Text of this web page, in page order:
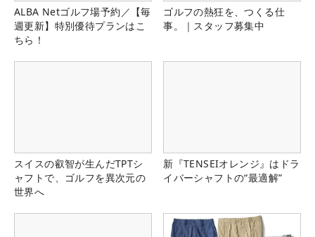
ALBA Netゴルフ場予約／【毎
週更新】特別優待プランはこ
ちら！
ゴルフの熱狂を、つくる仕
事。｜スタッフ募集中
スイスの叡智が生んだTPTシ
ャフトで、ゴルフを異次元の
世界へ
新『TENSEIオレンジ』はドラ
イバーシャフトの“最適解”